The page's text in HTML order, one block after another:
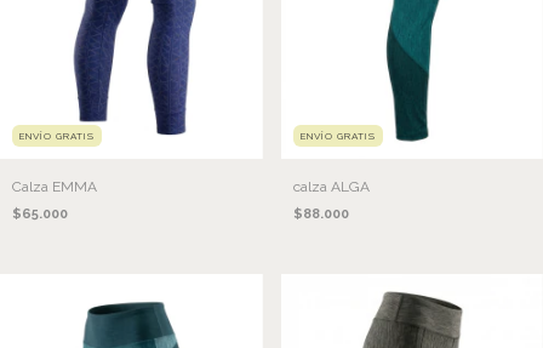
ENVÍO GRATIS
Calza EMMA
$65.000
ENVÍO GRATIS
calza ALGA
$88.000